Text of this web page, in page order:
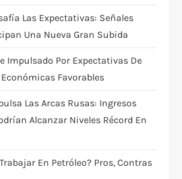
Las Expectativas: Señales
Una Nueva Gran Subida
Impulsado Por Expectativas De
Económicas Favorables
Las Arcas Rusas: Ingresos
Alcanzar Niveles Récord En
En Petróleo? Pros, Contras